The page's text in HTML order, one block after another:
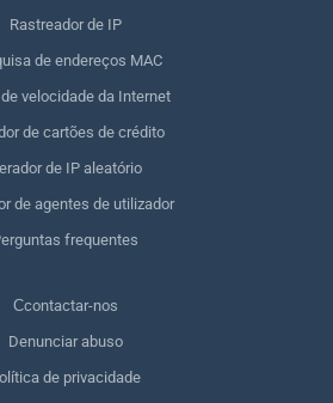
Rastreador de IP
de endereços MAC
velocidade da Internet
de cartões de crédito
de IP aleatório
de agentes de utilizador
frequentes
Сcontactar-nos
Denunciar abuso
de privacidade